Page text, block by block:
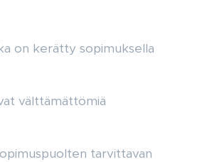
on kerätty sopimuksella
välttämättömiä
tarvittavan